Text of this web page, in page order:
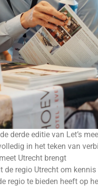
derde editie van Let’s
in het teken van
Utrecht brengt
de regio Utrecht om kennis
regio te bieden heeft op